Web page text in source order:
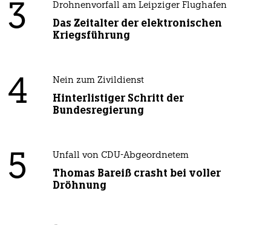
3 Drohnenvorfall am Leipziger Flughafen
Das Zeitalter der elektronischen
Kriegsführung
4 Nein zum Zivildienst
Hinterlistiger Schritt der
Bundesregierung
5 Unfall von CDU-Abgeordnetem
Thomas Bareiß crasht bei voller
Dröhnung